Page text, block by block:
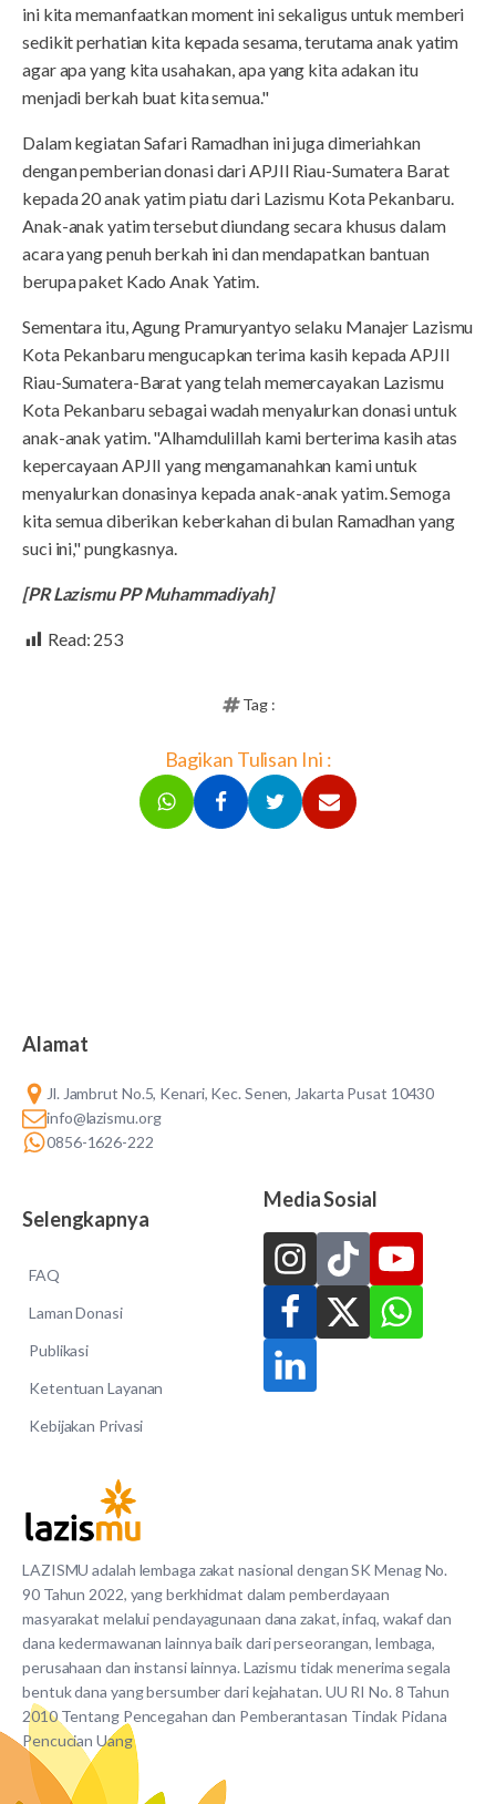
ini kita memanfaatkan moment ini sekaligus untuk memberi
sedikit perhatian kita kepada sesama, terutama anak yatim
agar apa yang kita usahakan, apa yang kita adakan itu
menjadi berkah buat kita semua."
Dalam kegiatan Safari Ramadhan ini juga dimeriahkan
dengan pemberian donasi dari APJII Riau-Sumatera Barat
kepada 20 anak yatim piatu dari Lazismu Kota Pekanbaru.
Anak-anak yatim tersebut diundang secara khusus dalam
acara yang penuh berkah ini dan mendapatkan bantuan
berupa paket Kado Anak Yatim.
Sementara itu, Agung Pramuryantyo selaku Manajer Lazismu
Kota Pekanbaru mengucapkan terima kasih kepada APJII
Riau-Sumatera-Barat yang telah memercayakan Lazismu
Kota Pekanbaru sebagai wadah menyalurkan donasi untuk
anak-anak yatim. "Alhamdulillah kami berterima kasih atas
kepercayaan APJII yang mengamanahkan kami untuk
menyalurkan donasinya kepada anak-anak yatim. Semoga
kita semua diberikan keberkahan di bulan Ramadhan yang
suci ini," pungkasnya.
[PR Lazismu PP Muhammadiyah]
Read: 253
Tag :
Bagikan Tulisan Ini :
LAZISMU adalah lembaga zakat nasional dengan SK Menag No.
90 Tahun 2022, yang berkhidmat dalam pemberdayaan
masyarakat melalui pendayagunaan dana zakat, infaq, wakaf dan
dana kedermawanan lainnya baik dari perseorangan, lembaga,
perusahaan dan instansi lainnya. Lazismu tidak menerima segala
bentuk dana yang bersumber dari kejahatan. UU RI No. 8 Tahun
2010 Tentang Pencegahan dan Pemberantasan Tindak Pidana
Pencucian Uang
Alamat
Jl. Jambrut No.5, Kenari, Kec. Senen, Jakarta Pusat 10430
info@lazismu.org
0856-1626-222
Selengkapnya
FAQ
Laman Donasi
Publikasi
Ketentuan Layanan
Kebijakan Privasi
Media Sosial